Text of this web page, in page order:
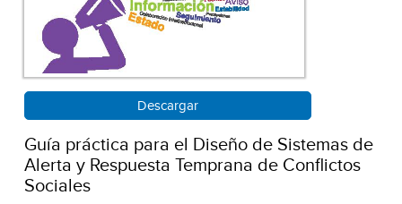
Descargar
Guía práctica para el Diseño de Sistemas de
Alerta y Respuesta Temprana de Conflictos
Sociales